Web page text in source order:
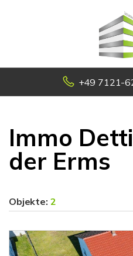
+49 7121-
Immo
der Erms
Objekte: 2